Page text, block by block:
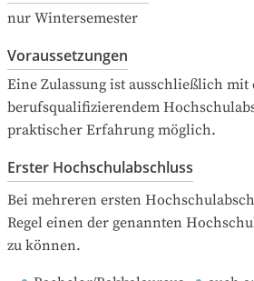
nur Wintersemester
Voraussetzungen
Eine Zulassung ist ausschließlich mit
berufsqualifizierendem
praktischer Erfahrung möglich.
Erster Hochschulabschluss
Bei mehreren ersten
Regel einen der genannten
zu können.